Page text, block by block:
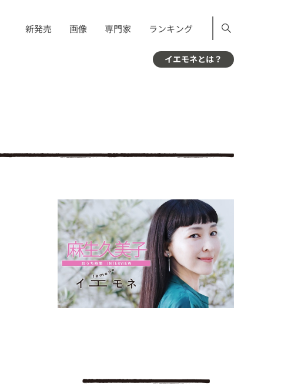
新発売 画像 専門家 ランキング
イエモネとは？